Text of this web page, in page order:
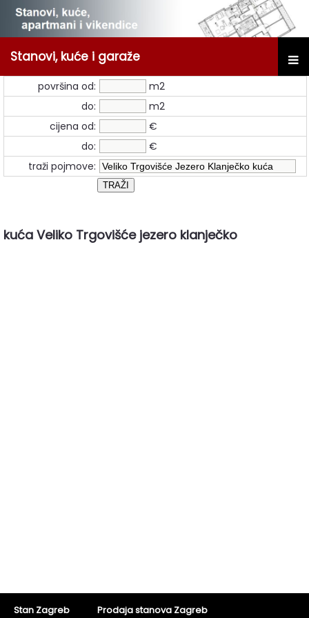
Stanovi, kuće i garaže
površina od:
m2
do:
m2
cijena od:
€
do:
€
traži pojmove:
kuća Veliko Trgovišće jezero klanječko
Stan Zagreb Prodaja stanova Zagreb